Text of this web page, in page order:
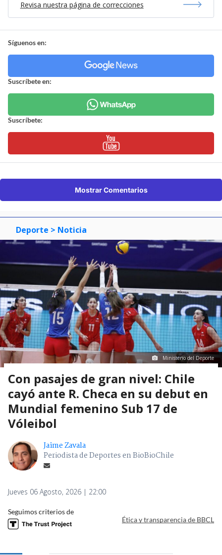
Revisa nuestra página de correcciones
Síguenos en:
Suscríbete en:
Suscríbete:
Mostrar Comentarios
Deporte > Noticia
Ministerio del Deporte
Con pasajes de gran nivel: Chile
cayó ante R. Checa en su debut en
Mundial femenino Sub 17 de
Vóleibol
Jaime Zavala
Periodista de Deportes en BioBioChile
Jueves 06 Agosto, 2026 | 22:00
Seguimos criterios de
Ética y transparencia de BBCL